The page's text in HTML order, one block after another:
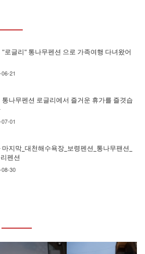
"로글리" 통나무펜션 으로 가족여행 다녀왔어
21
통나무펜션 로글리에서 즐거운 휴가를 즐겻습
01
마지막_대천해수욕장_보령펜션_통나무팬션_
펜션
08-30